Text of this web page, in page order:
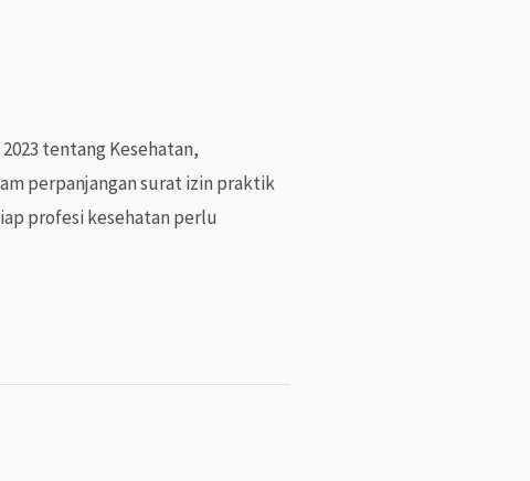
tentang Kesehatan,
perpanjangan surat izin praktik
profesi kesehatan perlu